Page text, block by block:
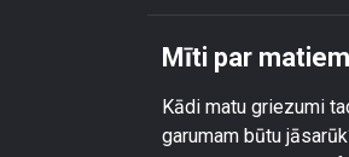
Mīti par
Kādi matu griezumi
garumam būtu